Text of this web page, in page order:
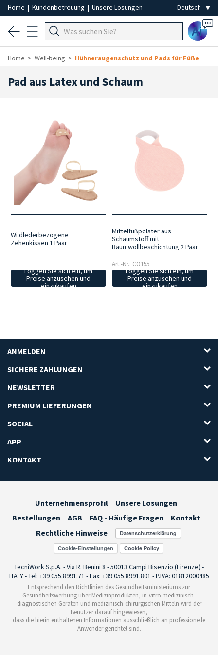
Home | Kundenbetreuung | Unsere Lösungen
Ai
Home Well-being Hühneraugenschutz und Pads für Füße
Pad aus Latex und Schaum
Wildlederbezogene
Zehenkissen 1 Paar
Loggen Sie sich ein, um
Preise anzusehen und
einzukaufen
Mittelfußpolster aus
Schaumstoff mit
Baumwollbeschichtung 2 Paar
Art.-Nr.: CO155
Loggen Sie sich ein, um
Preise anzusehen und
einzukaufen
ANMELDEN
SICHERE ZAHLUNGEN
NEWSLETTER
PREMIUM LIEFERUNGEN
SOCIAL
APP
KONTAKT
Unternehmensprofil
Unsere Lösungen
Bestellungen
AGB FAQ - Häufige Fragen
Kontakt
Rechtliche Hinweise
Cookie-Einstellungen
TecniWork S.p.A. - Via R. Benini 8 - 50013 Campi Bisenzio (Firenze) -
ITALY - Tel: +39 055.8991.71 - Fax: +39 055.8991.801 - P.IVA: 01812000485
Entsprechend den Richtlinien des Gesundheitsministeriums zur
Gesundheitswerbung über Medizinprodukten, in-vitro medizinisch-
diagnostischen Geräten und medizinisch-chirurgischen Mitteln wird der
Benutzer darauf hingewiesen,
dass die hierin enthaltenen Informationen ausschließlich an professionelle
Anwender gerichtet sind.